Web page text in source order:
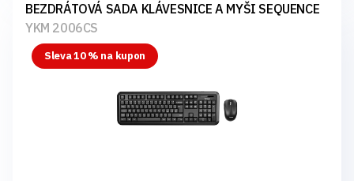
BEZDRÁTOVÁ SADA KLÁVESNICE A MYŠI SEQUENCE
YKM 2006CS
Sleva 10 % na kupon